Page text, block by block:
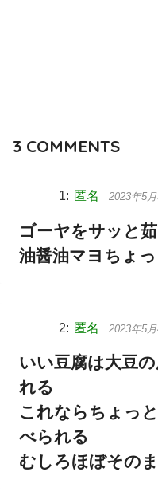
3COMMENTS
匿名 2023年5
ゴーヤをサッと
油醤油マヨちょ
匿名 2023年5
いい豆腐は大豆
れる
これならちょっ
べられる
むしろほぼその